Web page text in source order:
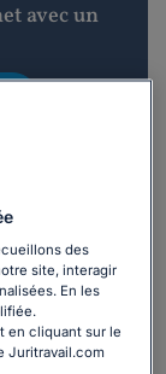
avec un
par
des
site, interagir
En les
en cliquant sur le
Juritravail.com